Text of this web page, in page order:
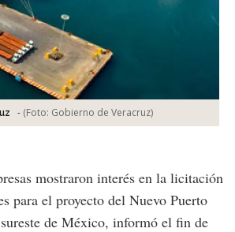
- (Foto: Gobierno de Veracruz)
mostraron interés en la licitación
para el proyecto del Nuevo Puerto
de México, informó el fin de